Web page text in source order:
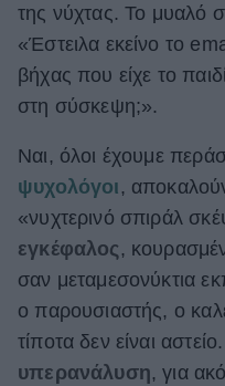
Women's Forum
Hautes Grecians
Γάμος
Market News
της νύχτας. Το μυαλό
«Έστειλα εκείνο το
βήχας που είχε το
στη σύσκεψη;».
Ναι, όλοι έχουμε
ψυχολόγοι ,
«νυχτερινό σπιράλ
εγκέφαλος ,
σαν μεταμεσονύκτια
ο παρουσιαστής, ο
τίποτα δεν είναι
υπερανάλυση, για